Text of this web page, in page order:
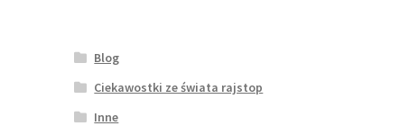
Blog
Ciekawostki ze świata rajstop
Inne